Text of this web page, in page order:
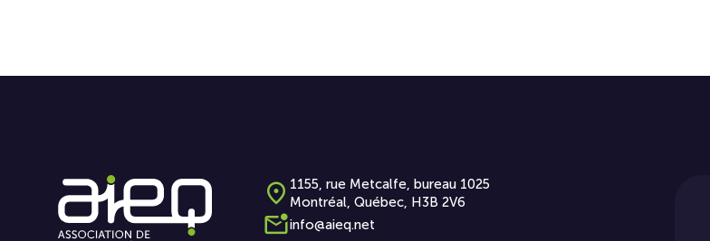
1155, rue Metcalfe, bureau 1025
Montréal, Québec, H3B 2V6
info@aieq.net